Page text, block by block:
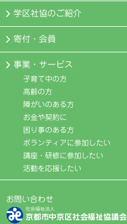
学区社協のご紹介
寄付・会員
事業・サービス
子育て中の方
高齢の方
障がいのある方
お金や契約に
困り事のある方
ボランティアに参加したい
講座・研修に参加したい
活動を応援したい
お問い合わせ
社会福祉法人
京都市中京区社会福祉協議会